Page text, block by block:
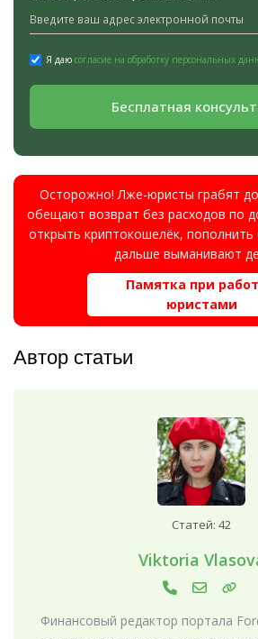
Я даю согласие на обработку персональных
Бесплатная
Осторожно! Лже-юристы грабят
обещают возврат без расходов по
открыть криптокошелёк, пополнить
дальше выманивают
Памятка при
юристами
Автор статьи
Статей: 42
Viktoria
Финансовый редактор портала